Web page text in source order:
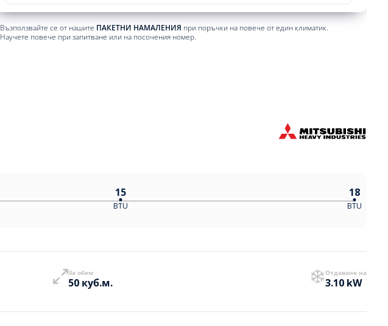
Възползвайте се от нашите ПАКЕТНИ НАМАЛЕНИЯ при поръчки на повече от един климатик.
Научете повече при запитване или на посочения номер.
15
BTU
18
BTU
За обем
50 куб.м.
Отдаване на
3.10 kW